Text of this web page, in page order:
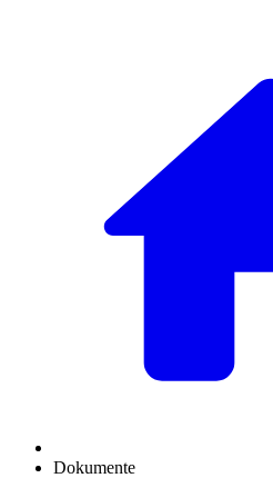
Dokumente